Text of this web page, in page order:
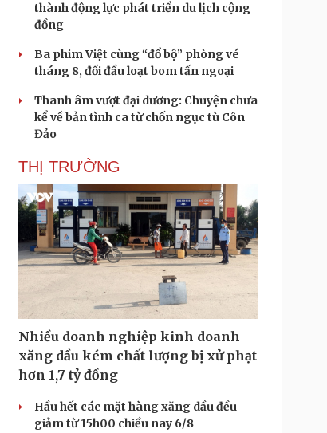
thành động lực phát triển du lịch cộng
đồng
Ba phim Việt cùng “đổ bộ” phòng vé
tháng 8, đối đầu loạt bom tấn ngoại
Thanh âm vượt đại dương: Chuyện chưa
kể về bản tình ca từ chốn ngục tù Côn
Đảo
THỊ TRƯỜNG
Nhiều doanh nghiệp kinh doanh
xăng dầu kém chất lượng bị xử phạt
hơn 1,7 tỷ đồng
Hầu hết các mặt hàng xăng dầu đều
giảm từ 15h00 chiều nay 6/8